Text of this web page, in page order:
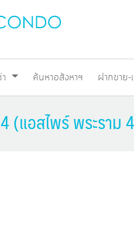
ค้นหาอสังหาฯ ฝากขาย-
(แอสไพร์ พระราม